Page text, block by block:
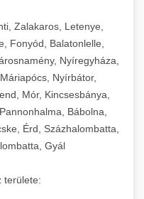
Zalakaros, Letenye,
Fonyód, Balatonlelle,
Nyíregyháza,
Nyírbátor,
Mór, Kincsesbánya,
Bábolna,
Érd, Százhalombatta,
Gyál
területe: